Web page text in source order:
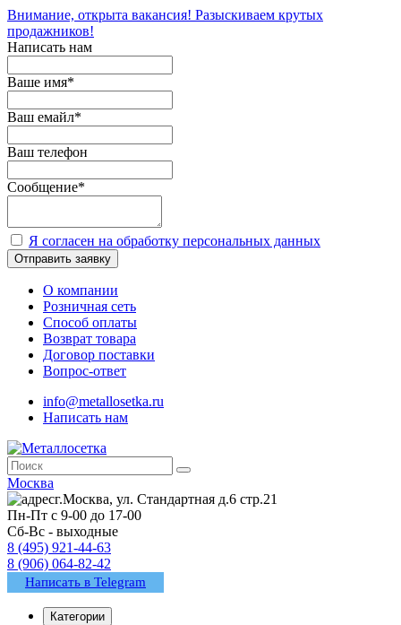
Внимание, открыта вакансия! Разыскиваем крутых
продажников!
Написать нам
Ваше имя*
Ваш емайл*
Ваш телефон
Сообщение*
Я согласен на обработку персональных данных
Отправить заявку
О компании
Розничная сеть
Способ оплаты
Возврат товара
Договор поставки
Вопрос-ответ
info@metallosetka.ru
Написать нам
Москва
г.Москва, ул. Стандартная д.6 стр.21
Пн-Пт с 9-00 до 17-00
Сб-Вс - выходные
8 (495) 921-44-63
8 (906) 064-82-42
Написать в Telegram
Категории